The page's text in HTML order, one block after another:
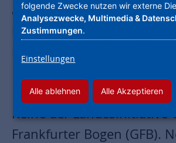
anschaulich eine
beiden Projektpartner in
mit der Stadt Frankfurt. Sie
Programmpunkt der
Reihe der Landesinitiative
Frankfurter Bogen (GFB).
folgende Zwecke nutzen wir externe
Analysezwecke, Multimedia &
Zustimmungen.
Einstellungen
Alle ablehnen Alle Akzeptieren